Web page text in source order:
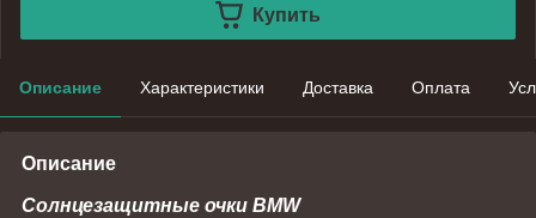
Купить
Описание Характеристики Доставка Оплата
Описание
Солнцезащитные очки BMW